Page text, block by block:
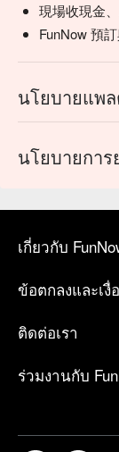
現場收現金
FunNow 預
นโยบายแพ
นโยบายการ
เกี่ยวกับ
ข้อตกลงและเงื่
ติดต่อเรา
ร่วมงานกับ